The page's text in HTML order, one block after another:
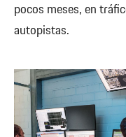
pocos meses, en
autopistas.